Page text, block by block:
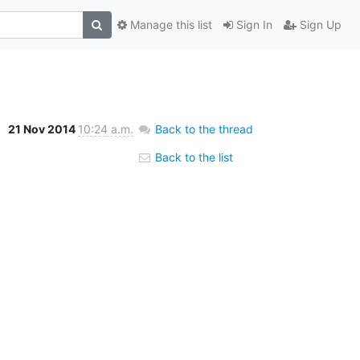
Sign In Sign Up
Manage this list
21 Nov 2014 10:24 a.m. Back to the thread
Back to the list